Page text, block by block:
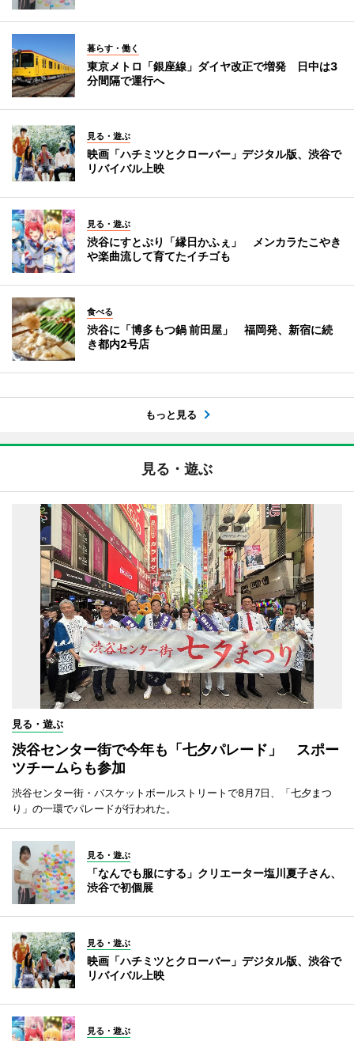
暮らす・働く
東京メトロ「銀座線」ダイヤ改正で増発 日中は3
分間隔で運行へ
見る・遊ぶ
映画「ハチミツとクローバー」デジタル版、渋谷で
リバイバル上映
見る・遊ぶ
渋谷にすとぷり「縁日かふぇ」 メンカラたこやき
や楽曲流して育てたイチゴも
食べる
渋谷に「博多もつ鍋 前田屋」 福岡発、新宿に続
き都内2号店
もっと見る
見る・遊ぶ
見る・遊ぶ
渋谷センター街で今年も「七夕パレード」 スポー
ツチームらも参加
渋谷センター街・バスケットボールストリートで8月7日、「七夕まつ
り」の一環でパレードが行われた。
見る・遊ぶ
「なんでも服にする」クリエーター塩川夏子さん、
渋谷で初個展
見る・遊ぶ
映画「ハチミツとクローバー」デジタル版、渋谷で
リバイバル上映
見る・遊ぶ